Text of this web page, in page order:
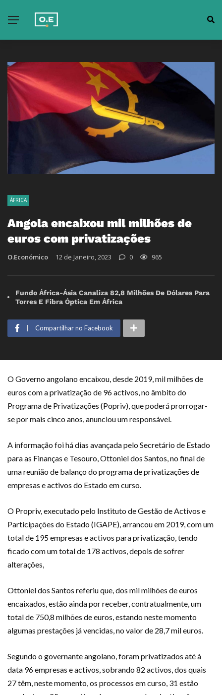
ÁFRICA
Angola encaixou mil milhões de
euros com privatizações
O.Económico 12 de Janeiro, 2023 0 965
Fundo África-Ásia Canaliza 82,8 Milhões De Dólares Para
Torres E Fibra Óptica Em África
Compartilhar no Facebook
O Governo angolano encaixou, desde 2019, mil milhões de
euros com a privatização de 96 activos, no âmbito do
Programa de Privatizações (Popriv), que poderá prorrogar-
se por mais cinco anos, anunciou um responsável.
A informação foi há dias avançada pelo Secretário de Estado
para as Finanças e Tesouro, Ottoniel dos San­tos, no final de
uma reunião de balanço do programa de privatizações de
empresas e activos do Estado em curso.
O Propriv, executado pelo Instituto de Gestão de Activos e
Participações do Estado (IGAPE), arrancou em 2019, com um
total de 195 empresas e activos para privatização, tendo
ficado com um total de 178 activos, depois de sofrer
alterações,
Ottoniel dos Santos referiu que, dos mil milhões de euros
encaixados, estão ainda por receber, contratual­mente, um
total de 750,8 milhões de euros, estando neste momento
algumas prestações já vencidas, no valor de 28,7 mil euros.
Segundo o governante angolano, foram privatiza­dos até à
data 96 empresas e activos, sobrando 82 ac­tivos, dos quais
27 têm, neste momento, os processos em curso, 31 estão